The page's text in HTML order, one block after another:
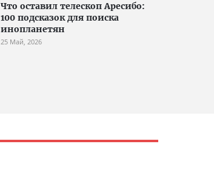
Что оставил телескоп Аресибо:
100 подсказок для поиска
инопланетян
25 Май, 2026